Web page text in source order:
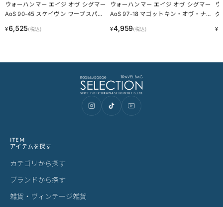
ウォーハンマー エイジ オヴ シグマー
AoS 90-45 スケイヴン ワープスパー
RPSPARK WEAPON BATTERY WarHa
¥6,525(税込)
ウォーハンマー エイジ オヴ シグマー
AoS 97-18 マゴットキン・オヴ・ナー
NURGLE NURGLINGS WarHammer A
¥4,959(税込)
グ
¥
ITEM
アイテムを探す
カテゴリから探す
ブランドから探す
雑貨・ヴィンテージ雑貨